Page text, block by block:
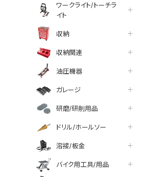
ワークライト/トーチラ
イト
収納
収納関連
油圧機器
ガレージ
研磨/研削用品
ドリル/ホールソー
溶接/板金
バイク用工具/用品